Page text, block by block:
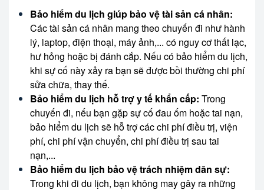
Bảo hiểm du lịch giúp bảo vệ tài sản cá nhân:
Các tài sản cá nhân mang theo chuyến đi như hành
lý, laptop, điện thoại, máy ảnh,... có nguy cơ thất lạc,
hư hỏng hoặc bị đánh cắp. Nếu có bảo hiểm du lịch,
khi sự cố này xảy ra bạn sẽ được bồi thường chi phí
sửa chữa, thay thế.
Bảo hiểm du lịch hỗ trợ y tế khẩn cấp: Trong
chuyến đi, nếu bạn gặp sự cố đau ốm hoặc tai nạn,
bảo hiểm du lịch sẽ hỗ trợ các chi phí điều trị, viện
phí, chi phí vận chuyển, chi phí điều trị sau tai
nạn,...
Bảo hiểm du lịch bảo vệ trách nhiệm dân sự:
Trong khi đi du lịch, bạn không may gây ra những